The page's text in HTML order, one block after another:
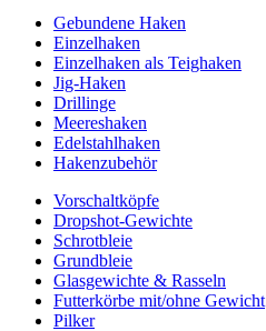
Gebundene Haken
Einzelhaken
Einzelhaken als Teighaken
Jig-Haken
Drillinge
Meereshaken
Edelstahlhaken
Hakenzubehör
Vorschaltköpfe
Dropshot-Gewichte
Schrotbleie
Grundbleie
Glasgewichte & Rasseln
Futterkörbe mit/ohne Gewicht
Pilker